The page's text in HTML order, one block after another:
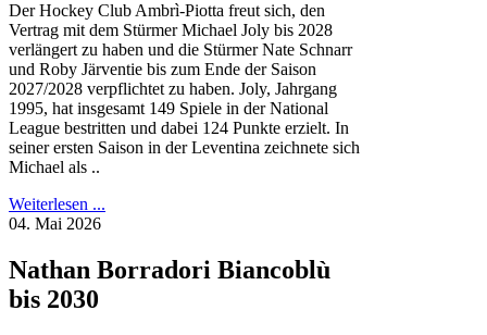
Der Hockey Club Ambrì-Piotta freut sich, den
Vertrag mit dem Stürmer Michael Joly bis 2028
verlängert zu haben und die Stürmer Nate Schnarr
und Roby Järventie bis zum Ende der Saison
2027/2028 verpflichtet zu haben. Joly, Jahrgang
1995, hat insgesamt 149 Spiele in der National
League bestritten und dabei 124 Punkte erzielt. In
seiner ersten Saison in der Leventina zeichnete sich
Michael als ..
Weiterlesen ...
04. Mai 2026
Nathan Borradori Biancoblù
bis 2030